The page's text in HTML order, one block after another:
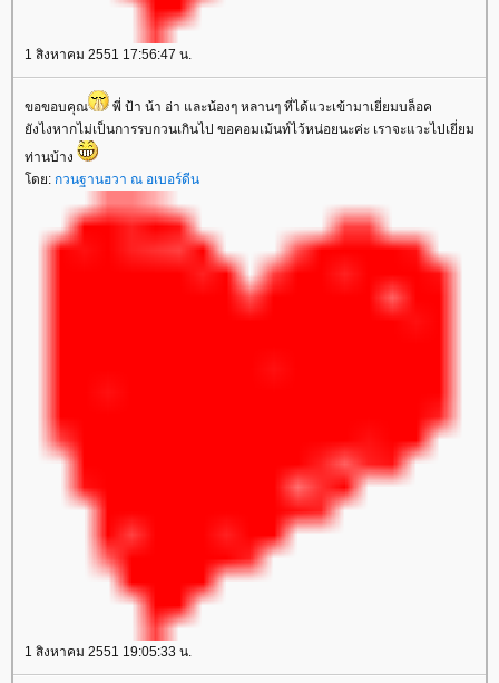
1 สิงหาคม 2551 17:56:47 น.
ขอขอบคุณ
พี่ ป้า น้า อ่า และน้องๆ หลานๆ ที่ได้แวะเข้ามาเยี่ยมบล็อค
ังไงหากไม่เป็นการรบกวนเกินไป ขอคอมเม้นท์ไว้หน่อยนะค่ะ เราจะแวะไปเยี่ยม
ท่านบ้าง
ดย: กวนฐานฮวา ณ อเบอร์ดีน
1 สิงหาคม 2551 19:05:33 น.